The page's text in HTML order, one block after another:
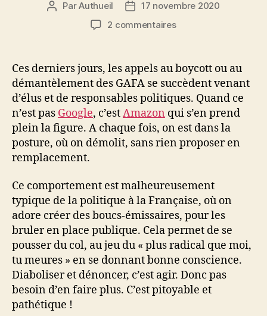
Auteur
ParAuthueil
Date17 novembre 2020
2 commentairessur
élus
français
Ces derniers jours, les appels au boycott ou au
démantèlement des GAFA se succèdent venant
d’élus et de responsables politiques. Quand ce
n’est pas Google, c’estAmazon qui s’en prend
plein la figure. A chaque fois, on est dans la
posture, où on démolit, sans rien proposer en
remplacement.
Ce comportement est malheureusement
typique de la politique à la Française, où on
adore créer des boucs-émissaires, pour les
bruler en place publique. Cela permet de se
pousser du col, au jeu du « plus radical que moi,
tu meures » en se donnant bonne conscience.
Diaboliser et dénoncer, c’est agir. Donc pas
besoin d’en faire plus. C’est pitoyable et
pathétique !